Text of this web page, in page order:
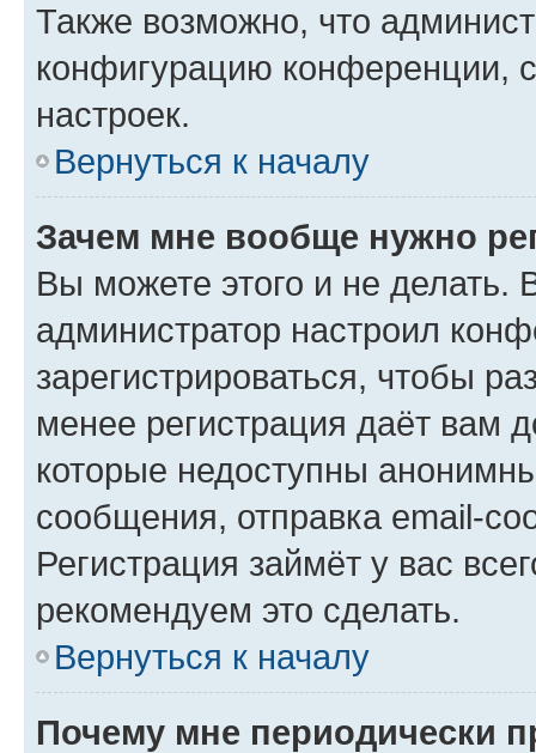
Также возможно, что
конфигурацию конференции,
настроек.
Вернуться к началу
Зачем мне вообще нужно
Вы можете этого и не делать.
администратор настроил
зарегистрироваться, чтобы
менее регистрация даёт вам
которые недоступны
сообщения, отправка email-
Регистрация займёт у вас
рекомендуем это сделать.
Вернуться к началу
Почему мне периодически